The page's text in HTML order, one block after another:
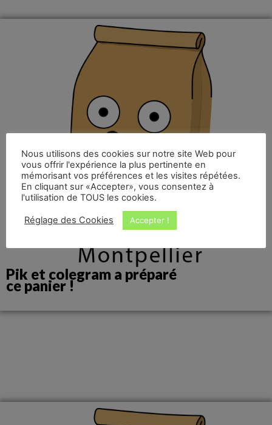
Pik et colegram a préparé
ce panier !
Nous utilisons des cookies sur notre site Web pour
vous offrir l'expérience la plus pertinente en
mémorisant vos préférences et les visites répétées.
En cliquant sur «Accepter», vous consentez à
l'utilisation de TOUS les cookies.
Réglage des Cookies Accepter !